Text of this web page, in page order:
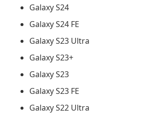
Galaxy S24
Galaxy S24 FE
Galaxy S23 Ultra
Galaxy S23+
Galaxy S23
Galaxy S23 FE
Galaxy S22 Ultra